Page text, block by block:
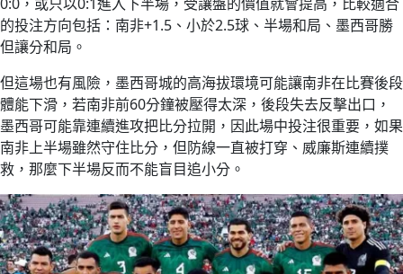
0:0，或只以0:1進入下半場，受讓盤的價值就會提高，比較適合
的投注方向包括：南非+1.5、小於2.5球、半場和局、墨西哥勝
但讓分和局。
但這場也有風險，墨西哥城的高海拔環境可能讓南非在比賽後段
體能下滑，若南非前60分鐘被壓得太深，後段失去反擊出口，
墨西哥可能靠連續進攻把比分拉開，因此場中投注很重要，如果
南非上半場雖然守住比分，但防線一直被打穿、威廉斯連續撲
救，那麼下半場反而不能盲目追小分。